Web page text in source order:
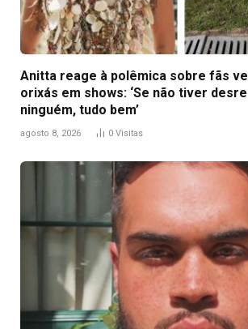
Anitta reage à polêmica sobre fãs
orixás em shows: ‘Se não tiver
ninguém, tudo bem’
agosto 8, 2026 0 Visitas